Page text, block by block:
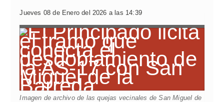
Jueves 08 de Enero del 2026 a las 14:39
Imagen de archivo de las quejas vecinales de San Miguel de